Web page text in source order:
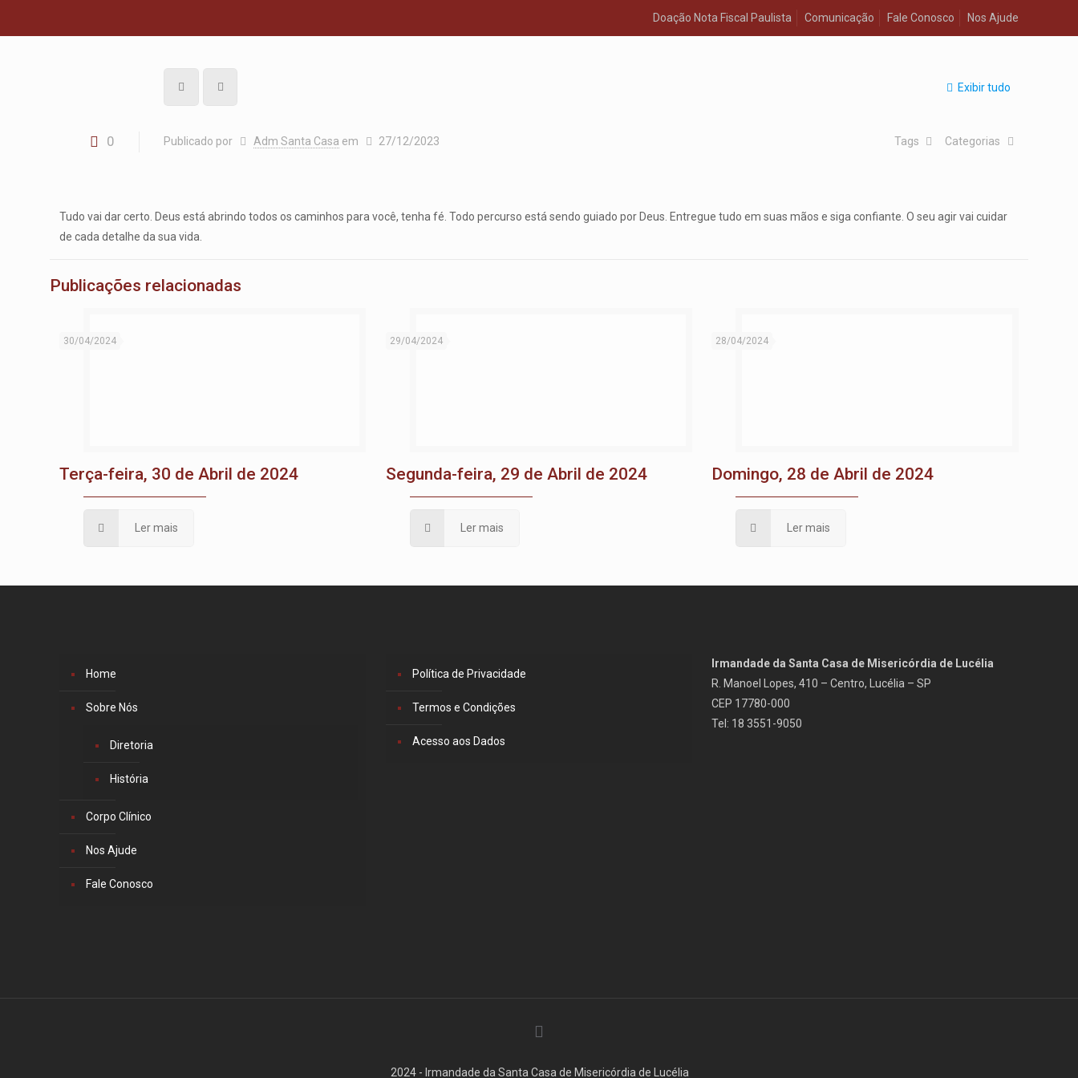
Doação Nota Fiscal Paulista Comunicação Fale Conosco Nos Ajude
Exibir tudo
0 Publicado por Adm Santa Casa em 27/12/2023 Categorias
Tags
Tudo vai dar certo. Deus está abrindo todos os caminhos para você, tenha fé. Todo percurso está sendo guiado por Deus. Entregue tudo em suas mãos e siga confiante. O seu agir vai cuidar
de cada detalhe da sua vida.
Publicações relacionadas
30/04/2024
Terça-feira, 30 de Abril de 2024
Ler mais
29/04/2024
Segunda-feira, 29 de Abril de 2024
Ler mais
28/04/2024
Domingo, 28 de Abril de 2024
Ler mais
Home
Sobre Nós
Diretoria
História
Corpo Clínico
Nos Ajude
Fale Conosco
Política de Privacidade
Termos e Condições
Acesso aos Dados
Irmandade da Santa Casa de Misericórdia de Lucélia
R. Manoel Lopes, 410 – Centro, Lucélia – SP
CEP 17780-000
Tel: 18 3551-9050
2024 - Irmandade da Santa Casa de Misericórdia de Lucélia